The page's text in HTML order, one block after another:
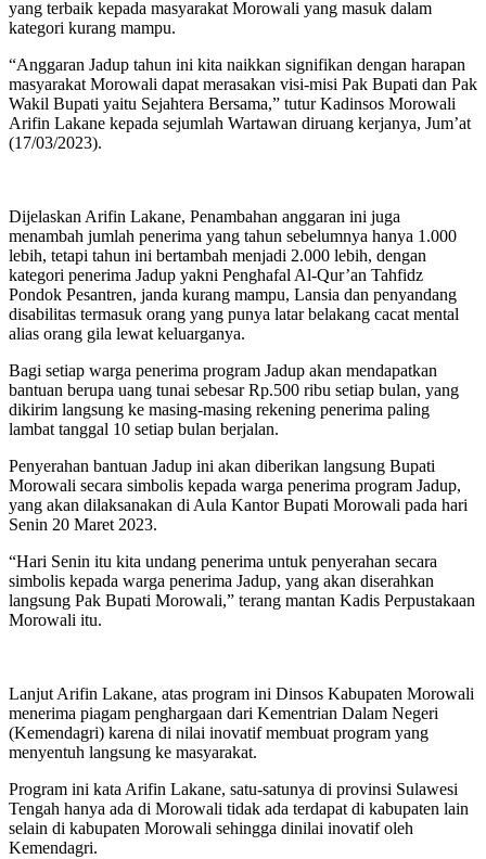
yang terbaik kepada masyarakat Morowali yang masuk dalam
kategori kurang mampu.
“Anggaran Jadup tahun ini kita naikkan signifikan dengan harapan
masyarakat Morowali dapat merasakan visi-misi Pak Bupati dan Pak
Wakil Bupati yaitu Sejahtera Bersama,” tutur Kadinsos Morowali
Arifin Lakane kepada sejumlah Wartawan diruang kerjanya, Jum’at
(17/03/2023).
Dijelaskan Arifin Lakane, Penambahan anggaran ini juga
menambah jumlah penerima yang tahun sebelumnya hanya 1.000
lebih, tetapi tahun ini bertambah menjadi 2.000 lebih, dengan
kategori penerima Jadup yakni Penghafal Al-Qur’an Tahfidz
Pondok Pesantren, janda kurang mampu, Lansia dan penyandang
disabilitas termasuk orang yang punya latar belakang cacat mental
alias orang gila lewat keluarganya.
Bagi setiap warga penerima program Jadup akan mendapatkan
bantuan berupa uang tunai sebesar Rp.500 ribu setiap bulan, yang
dikirim langsung ke masing-masing rekening penerima paling
lambat tanggal 10 setiap bulan berjalan.
Penyerahan bantuan Jadup ini akan diberikan langsung Bupati
Morowali secara simbolis kepada warga penerima program Jadup,
yang akan dilaksanakan di Aula Kantor Bupati Morowali pada hari
Senin 20 Maret 2023.
“Hari Senin itu kita undang penerima untuk penyerahan secara
simbolis kepada warga penerima Jadup, yang akan diserahkan
langsung Pak Bupati Morowali,” terang mantan Kadis Perpustakaan
Morowali itu.
Lanjut Arifin Lakane, atas program ini Dinsos Kabupaten Morowali
menerima piagam penghargaan dari Kementrian Dalam Negeri
(Kemendagri) karena di nilai inovatif membuat program yang
menyentuh langsung ke masyarakat.
Program ini kata Arifin Lakane, satu-satunya di provinsi Sulawesi
Tengah hanya ada di Morowali tidak ada terdapat di kabupaten lain
selain di kabupaten Morowali sehingga dinilai inovatif oleh
Kemendagri.